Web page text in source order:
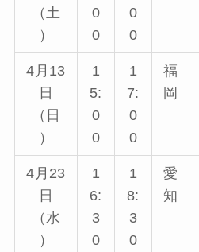
（土
）
0
0
0
0
4月13
日
（日
）
1
5:
0
0
1
7:
0
0
福
岡
4月23
日
（水
）
1
6:
3
0
1
8:
3
0
愛
知